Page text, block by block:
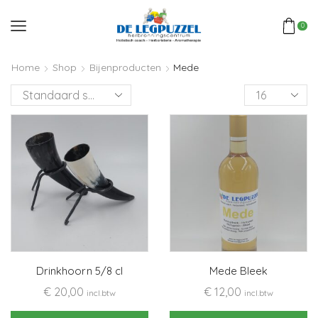
0
Home Shop Bijenproducten Mede
Products
per
Drinkhoorn 5/8 cl
€ 20,00 incl.btw
Mede Bleek
€ 12,00 incl.btw